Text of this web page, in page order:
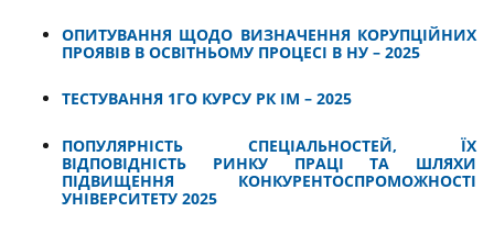
ОПИТУВАННЯ ЩОДО ВИЗНАЧЕННЯ КОРУПЦІЙНИХ
ПРОЯВІВ В ОСВІТНЬОМУ ПРОЦЕСІ В НУ – 2025
ТЕСТУВАННЯ 1ГО КУРСУ РК ІМ – 2025
ПОПУЛЯРНІСТЬ СПЕЦІАЛЬНОСТЕЙ, ЇХ
ВІДПОВІДНІСТЬ РИНКУ ПРАЦІ ТА ШЛЯХИ
ПІДВИЩЕННЯ КОНКУРЕНТОСПРОМОЖНОСТІ
УНІВЕРСИТЕТУ 2025